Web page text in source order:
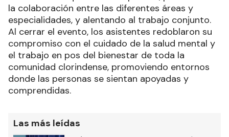
la colaboración entre las diferentes áreas y
especialidades, y alentando al trabajo conjunto.
Al cerrar el evento, los asistentes redoblaron su
compromiso con el cuidado de la salud mental y
el trabajo en pos del bienestar de toda la
comunidad clorindense, promoviendo entornos
donde las personas se sientan apoyadas y
comprendidas.
Las más leídas